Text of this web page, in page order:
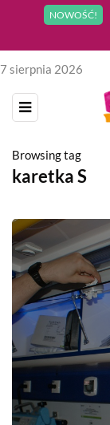
NOWOŚĆ!
7 sierpnia 2026
Browsing tag
karetka S